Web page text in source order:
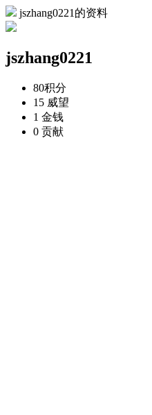
jszhang0221的资料
jszhang0221
80积分
15 威望
1 金钱
0 贡献